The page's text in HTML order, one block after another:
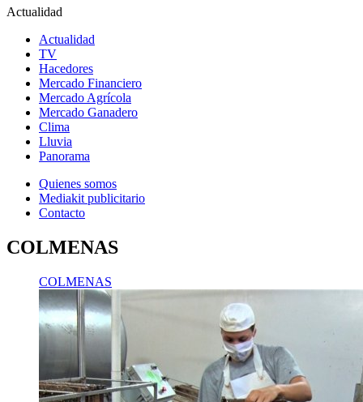
Actualidad
Actualidad
TV
Hacedores
Mercado Financiero
Mercado Agrícola
Mercado Ganadero
Clima
Lluvia
Panorama
Quienes somos
Mediakit publicitario
Contacto
COLMENAS
COLMENAS